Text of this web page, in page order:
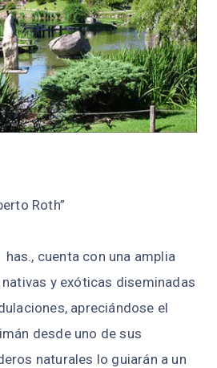
Roth”
cuenta con una amplia
y exóticas diseminadas
apreciándose el
desde uno de sus
naturales lo guiarán a un